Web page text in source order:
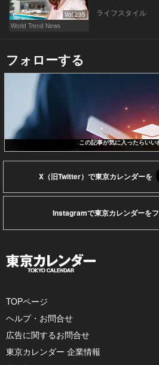
Vol.235
World Trend News
ライフスタイル
フォローする
この記事が気に入ったらいい
X（旧Twitter）で東京カレンダーを
Instagramで東京カレンダーを
TOPページ
ヘルプ・お問合せ
広告に関するお問合せ
東京カレンダー 企業情報